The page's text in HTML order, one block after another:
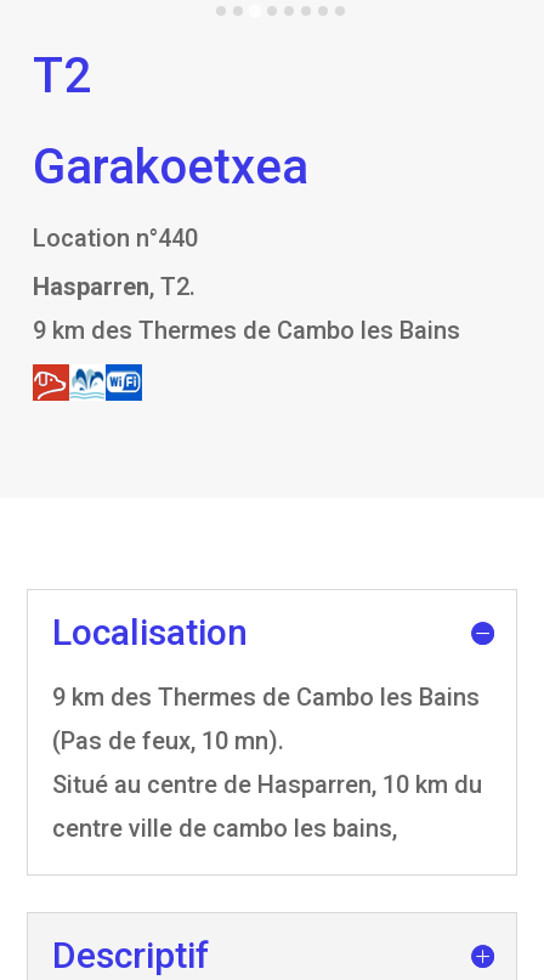
T2
Garakoetxea
Location n°440
Hasparren, T2.
9 km des Thermes de Cambo les Bains
Localisation
9 km des Thermes de Cambo les Bains
(Pas de feux, 10 mn).
Situé au centre de Hasparren, 10 km du
centre ville de cambo les bains,
Descriptif